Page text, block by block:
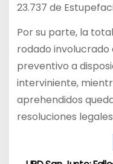
23.737 de
Por su parte, la
rodado
preventivo a
interviniente,
aprehendidos
resoluciones